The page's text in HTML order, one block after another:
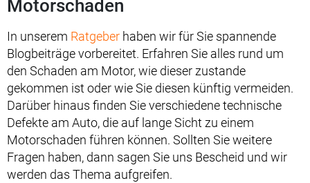
Motorschaden
In unserem Ratgeber haben wir für Sie spannende
Blogbeiträge vorbereitet. Erfahren Sie alles rund um
den Schaden am Motor, wie dieser zustande
gekommen ist oder wie Sie diesen künftig vermeiden.
Darüber hinaus finden Sie verschiedene technische
Defekte am Auto, die auf lange Sicht zu einem
Motorschaden führen können. Sollten Sie weitere
Fragen haben, dann sagen Sie uns Bescheid und wir
werden das Thema aufgreifen.